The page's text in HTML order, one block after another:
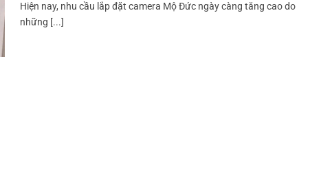
Hiện nay, nhu cầu lắp đặt camera Mộ Đức ngày càng tăng cao do
những [...]